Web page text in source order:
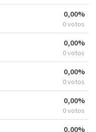
0,00%
0 votos
0,00%
0 votos
0,00%
0 votos
0,00%
0 votos
0,00%